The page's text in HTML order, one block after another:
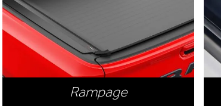
Rampage